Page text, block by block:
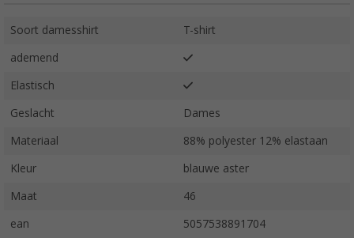
Soort damesshirt T-shirt
ademend
Elastisch
Geslacht Dames
Materiaal 88% polyester 12% elastaan
Kleur blauwe aster
Maat 46
ean 5057538891704